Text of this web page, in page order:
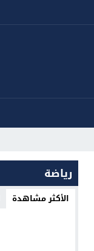
رياضة
الأكثر مشاهدة